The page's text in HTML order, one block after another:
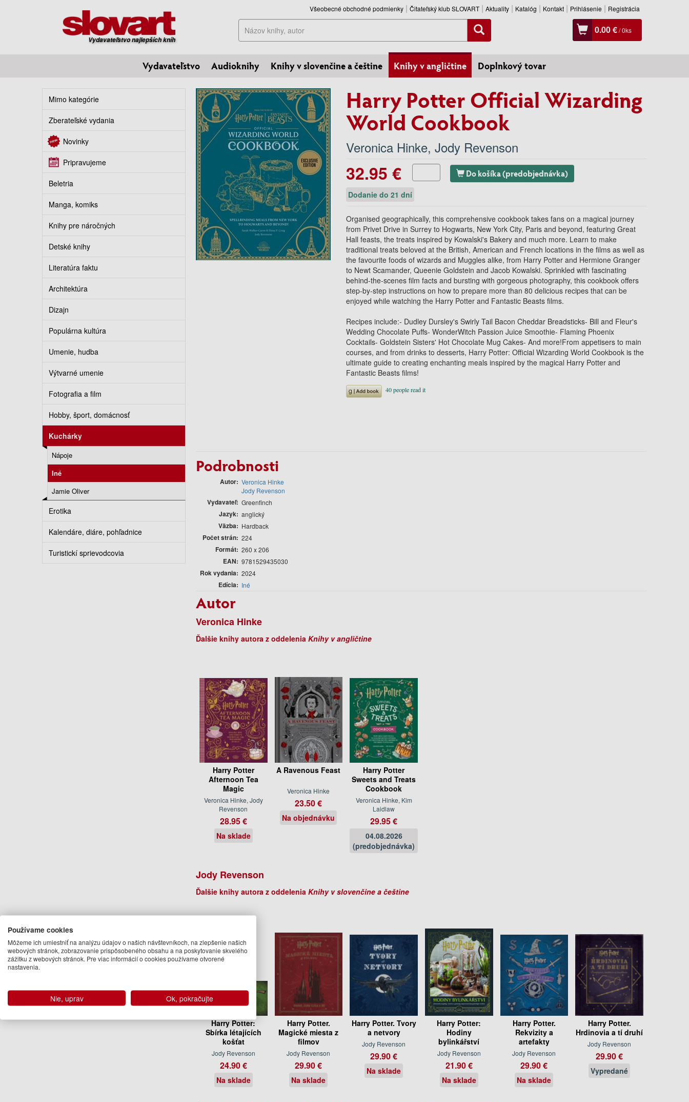
Vydavateľstvo najlepších kníh
Všeobecné obchodné podmienky Čitateľský klub SLOVART Aktuality Katalóg Kontakt Prihlásenie Registrácia
Hľadať 0.00 €/0ks
Vydavateľstvo Audioknihy Knihy v slovenčine a češtine Knihy v angličtine Doplnkový tovar
Mimo kategórie
Zberateľské vydania
Novinky
Pripravujeme
Beletria
Manga, komiks
Knihy pre náročných
Detské knihy
Literatúra faktu
Architektúra
Dizajn
Populárna kultúra
Umenie, hudba
Výtvarné umenie
Fotografia a film
Hobby, šport, domácnosť
Kuchárky
Nápoje
Iné
Jamie Oliver
Erotika
Kalendáre, diáre, pohľadnice
Turistickí sprievodcovia
Harry Potter Official Wizarding
World Cookbook
Veronica Hinke,Jody Revenson
32.95 € Do košíka (predobjednávka)
Dodanie do 21 dní
Organised geographically, this comprehensive cookbook takes fans on a magical journey
from Privet Drive in Surrey to Hogwarts, New York City, Paris and beyond, featuring Great
Hall feasts, the treats inspired by Kowalski's Bakery and much more. Learn to make
traditional treats beloved at the British, American and French locations in the films as well as
the favourite foods of wizards and Muggles alike, from Harry Potter and Hermione Granger
to Newt Scamander, Queenie Goldstein and Jacob Kowalski. Sprinkled with fascinating
behind-the-scenes film facts and bursting with gorgeous photography, this cookbook offers
step-by-step instructions on how to prepare more than 80 delicious recipes that can be
enjoyed while watching the Harry Potter and Fantastic Beasts films.
Recipes include:- Dudley Dursley's Swirly Tail Bacon Cheddar Breadsticks- Bill and Fleur's
Wedding Chocolate Puffs- WonderWitch Passion Juice Smoothie- Flaming Phoenix
Cocktails- Goldstein Sisters' Hot Chocolate Mug Cakes- And more!From appetisers to main
courses, and from drinks to desserts, Harry Potter: Official Wizarding World Cookbook is the
ultimate guide to creating enchanting meals inspired by the magical Harry Potter and
Fantastic Beasts films!
Podrobnosti
Autor Veronica Hinke
Jody Revenson
Vydavateľ Greenfinch
Jazyk anglický
Väzba Hardback
Počet strán 224
Formát 260 x 206
EAN 9781529435030
Rok vydania 2024
Edícia Iné
Autor
Veronica Hinke
Ďalšie knihy autora z oddelenia Knihy v angličtine
Harry Potter
Afternoon Tea
Magic
Veronica Hinke, Jody
Revenson
28.95 €
Na sklade
A Ravenous Feast
Veronica Hinke
23.50 €
Na objednávku
Harry Potter
Sweets and Treats
Cookbook
Veronica Hinke, Kim
Laidlaw
29.95 €
04.08.2026
(predobjednávka)
Jody Revenson
Ďalšie knihy autora z oddelenia Knihy v slovenčine a češtine
Harry Potter:
Sbírka létajících
košťat
Jody Revenson
24.90 €
Na sklade
Harry Potter.
Magické miesta z
filmov
Jody Revenson
29.90 €
Na sklade
Harry Potter. Tvory
a netvory
Jody Revenson
29.90 €
Na sklade
Harry Potter:
Hodiny
bylinkářství
Jody Revenson
21.90 €
Na sklade
Harry Potter.
Rekvizity a
artefakty
Jody Revenson
29.90 €
Na sklade
Harry Potter.
Hrdinovia a tí druhí
Jody Revenson
29.90 €
Vypredané
Používame cookies
Môžeme ich umiestniť na analýzu údajov o našich návštevníkoch, na zlepšenie našich
webových stránok, zobrazovanie prispôsobeného obsahu a na poskytovanie skvelého
zážitku z webových stránok. Pre viac informácií o cookies používame otvorené
nastavenia.
Nie, uprav Ok, pokračujte